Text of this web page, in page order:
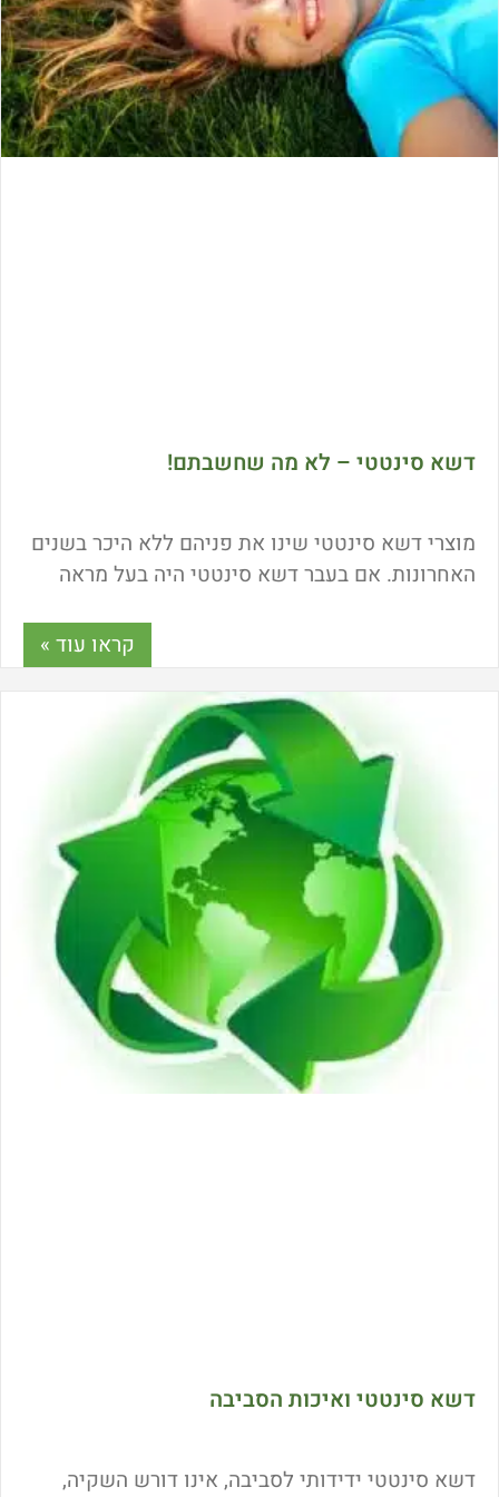
דשא סינטטי – לא מה שחשבתם!
מוצרי דשא סינטטי שינו את פניהם ללא היכר בשנים
האחרונות. אם בעבר דשא סינטטי היה בעל מראה
להפליא והוא בעל יתרונות רבים ומובהקים.קראו עוד »
דשא סינטטי ואיכות הסביבה
דשא סינטטי ידידותי לסביבה, אינו דורש השקיה,